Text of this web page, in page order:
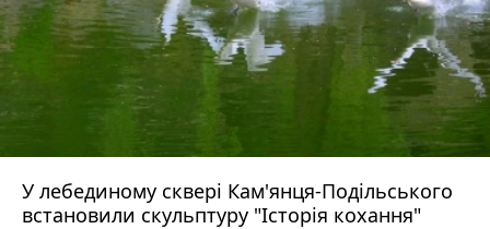
У лебединому сквері Кам'янця-Подільського
встановили скульптуру "Історія кохання"